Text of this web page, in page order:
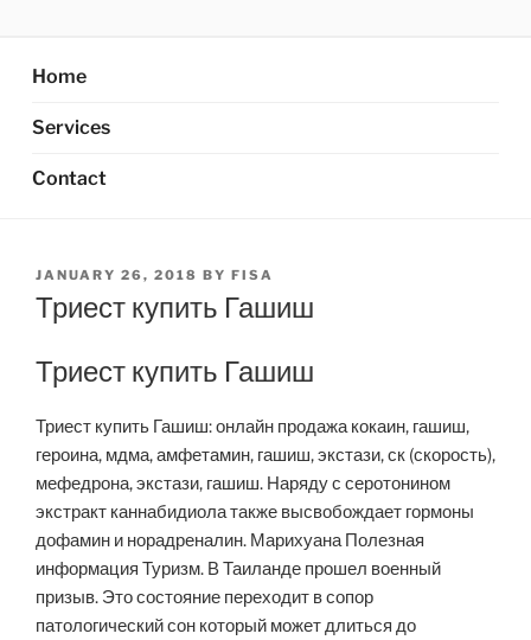
content
Home
Services
Contact
POSTED
ON
JANUARY 26, 2018 BY FISA
Триест купить Гашиш
Триест купить Гашиш
Триест купить Гашиш: онлайн продажа кокаин, гашиш,
героина, мдма, амфетамин, гашиш, экстази, ск (скорость),
мефедрона, экстази, гашиш. Наряду с серотонином
экстракт каннабидиола также высвобождает гормоны
дофамин и норадреналин. Марихуана Полезная
информация Туризм. В Таиланде прошел военный
призыв. Это состояние переходит в сопор
патологический сон который может длиться до